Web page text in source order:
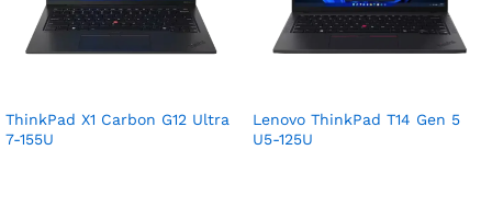
ThinkPad X1 Carbon G12 Ultra
7-155U
Lenovo ThinkPad T14 Gen 5
U5-125U